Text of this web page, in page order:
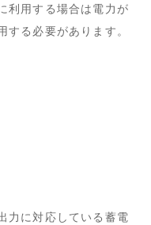
利用する場合は電力が
る必要があります。
力に対応している蓄電